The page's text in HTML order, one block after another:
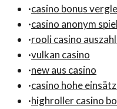
·casino bonus
·casino anonym
·rooli casino
·vulkan casino
·new aus casino
·casino hohe
·highroller casino